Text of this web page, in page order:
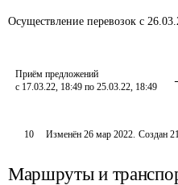
Осуществление перевозок с
Приём предложений
с 17.03.22, 18:49 по 25.03.22, 18:49
10 Изменён26 мар 2022. Создан
Маршруты и